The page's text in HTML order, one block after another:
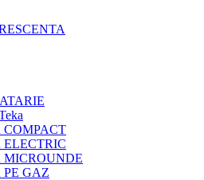
COMPACT
ELECTRIC
MICROUNDE
PE GAZ